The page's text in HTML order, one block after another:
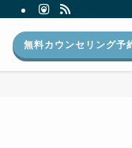
無料カウンセリング予